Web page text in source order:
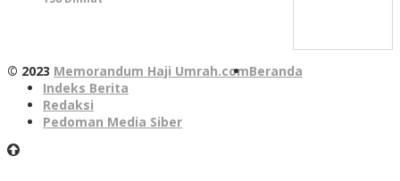
© 2023 Memorandum Haji Umrah.comBeranda
Indeks Berita
Redaksi
Pedoman Media Siber